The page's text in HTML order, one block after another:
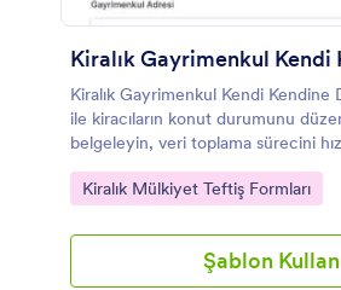
Kiralık Gayrimenkul Kendi Kendine
ile kiracıların konut durumunu
belgeleyin, veri toplama sürecini
Jotform üzerinden form yanıtlarını
takip edin.
Go to Category:
Kiralık Mülkiyet Teftiş Formları
Şablon Kullan